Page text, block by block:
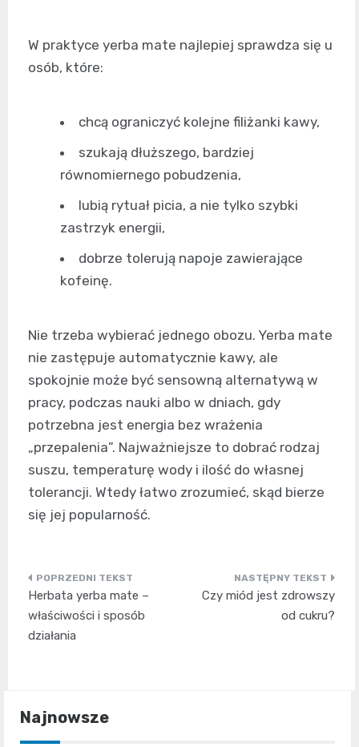
W praktyce yerba mate najlepiej sprawdza się u
osób, które:
chcą ograniczyć kolejne filiżanki kawy,
szukają dłuższego, bardziej
równomiernego pobudzenia,
lubią rytuał picia, a nie tylko szybki
zastrzyk energii,
dobrze tolerują napoje zawierające
kofeinę.
Nie trzeba wybierać jednego obozu. Yerba mate
nie zastępuje automatycznie kawy, ale
spokojnie może być sensowną alternatywą w
pracy, podczas nauki albo w dniach, gdy
potrzebna jest energia bez wrażenia
„przepalenia”. Najważniejsze to dobrać rodzaj
suszu, temperaturę wody i ilość do własnej
tolerancji. Wtedy łatwo zrozumieć, skąd bierze
się jej popularność.
Nawigacja
wpisu
Herbata yerba mate –
właściwości i sposób
działania
Czy miód jest zdrowszy
od cukru?
Najnowsze